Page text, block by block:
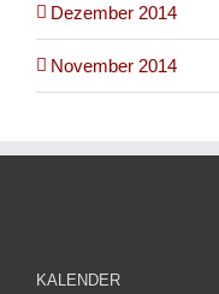
Dezember 2014
November 2014
KALENDER